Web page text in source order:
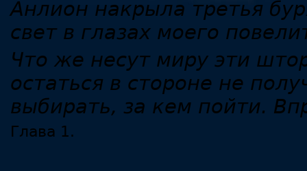
Анлион накрыла третья
свет в глазах моего
Что же несут миру эти
остаться в стороне не
выбирать, за кем пойти.
Глава 1.